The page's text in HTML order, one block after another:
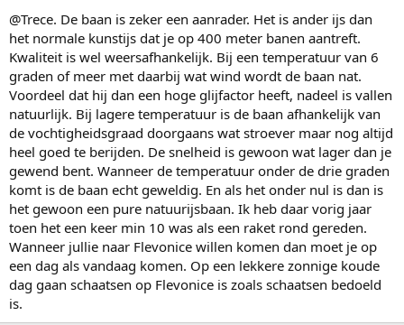
@Trece. De baan is zeker een aanrader. Het is ander ijs dan
het normale kunstijs dat je op 400 meter banen aantreft.
Kwaliteit is wel weersafhankelijk. Bij een temperatuur van 6
graden of meer met daarbij wat wind wordt de baan nat.
Voordeel dat hij dan een hoge glijfactor heeft, nadeel is vallen
natuurlijk. Bij lagere temperatuur is de baan afhankelijk van
de vochtigheidsgraad doorgaans wat stroever maar nog altijd
heel goed te berijden. De snelheid is gewoon wat lager dan je
gewend bent. Wanneer de temperatuur onder de drie graden
komt is de baan echt geweldig. En als het onder nul is dan is
het gewoon een pure natuurijsbaan. Ik heb daar vorig jaar
toen het een keer min 10 was als een raket rond gereden.
Wanneer jullie naar Flevonice willen komen dan moet je op
een dag als vandaag komen. Op een lekkere zonnige koude
dag gaan schaatsen op Flevonice is zoals schaatsen bedoeld
is.